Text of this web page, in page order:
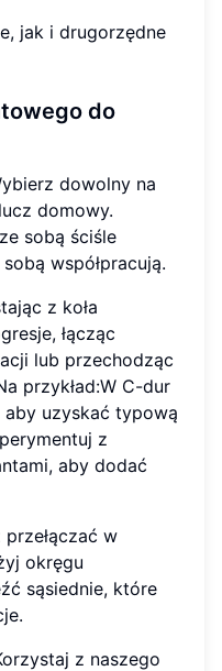
jak i drugorzędne
do
dowolny na
domowy.
sobą ściśle
współpracują.
z koła
łącząc
lub przechodząc
przykład:W C-dur
uzyskać typową
z
aby dodać
przełączać w
okręgu
sąsiednie, które
z naszego